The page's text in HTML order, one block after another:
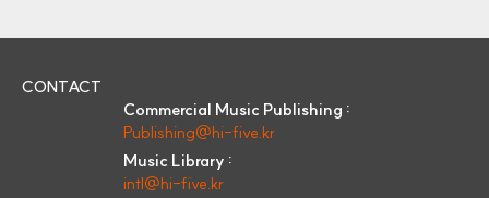
CONTACT
Commercial Music Publishing :
Publishing@hi-five.kr
Music Library :
intl@hi-five.kr